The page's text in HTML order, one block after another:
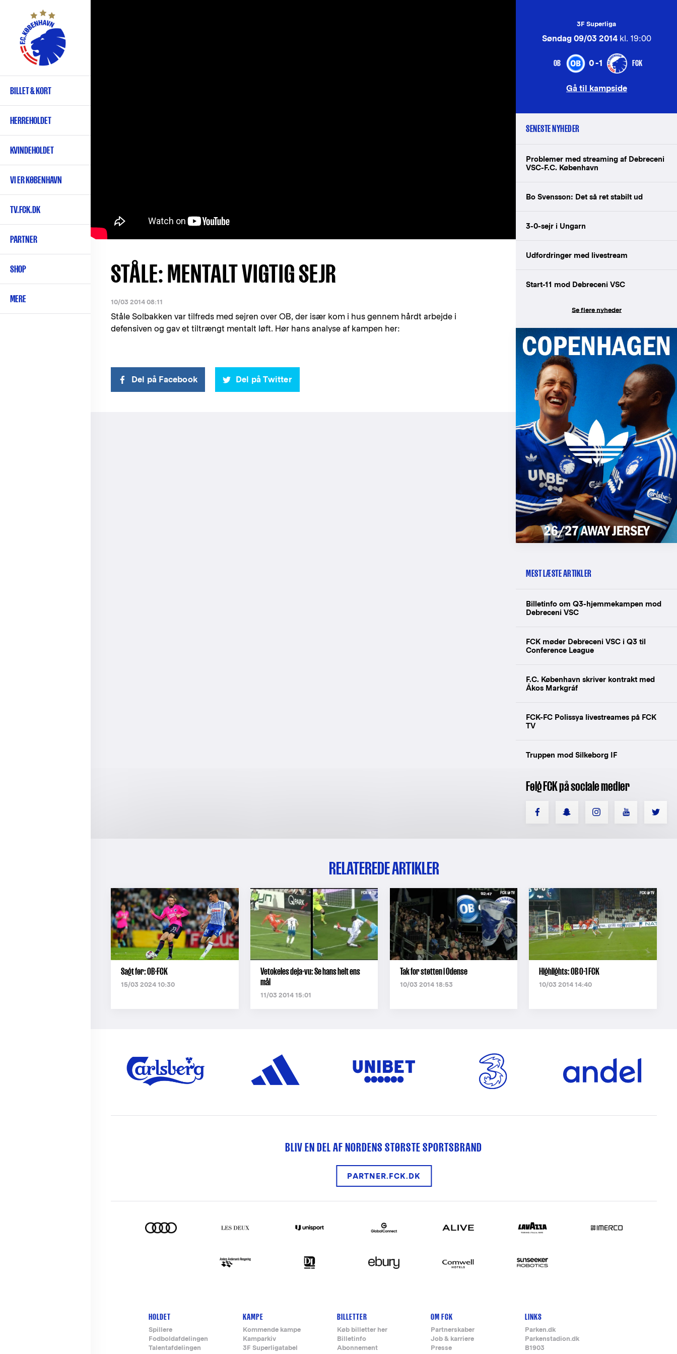
hovedindhold
Primær
navigation
BILLET & KORT
HERREHOLDET
KVINDEHOLDET
VI ER KØBENHAVN
TV.FCK.DK
PARTNER
SHOP
MERE
STÅLE: MENTALT VIGTIG SEJR
10/03 2014 08:11
Ståle Solbakken var tilfreds med sejren over OB, der især kom i hus gennem hårdt arbejde i
defensiven og gav et tiltrængt mentalt løft. Hør hans analyse af kampen her:
Del på Facebook Del på Twitter
3F Superliga
Søndag 09/03 2014kl. 19:00
OB 0-1 FCK
Gå til kampside
SENESTE NYHEDER
Problemer med streaming af Debreceni
VSC-F.C. København
Bo Svensson: Det så ret stabilt ud
3-0-sejr i Ungarn
Udfordringer med livestream
Start-11 mod Debreceni VSC
Se flere nyheder
MEST LÆSTE ARTIKLER
Billetinfo om Q3-hjemmekampen mod
Debreceni VSC
FCK møder Debreceni VSC i Q3 til
Conference League
F.C. København skriver kontrakt med
Ákos Markgráf
FCK-FC Polissya livestreames på FCK
TV
Truppen mod Silkeborg IF
Følg FCK på sociale medier
RELATEREDE ARTIKLER
Sagt før: OB-FCK
15/03 2024 10:30
Vetokeles deja-vu: Se hans helt ens
mål
11/03 2014 15:01
Tak for støtten i Odense
10/03 2014 18:53
Highlights: OB 0-1 FCK
10/03 2014 14:40
BLIV EN DEL AF NORDENS STØRSTE SPORTSBRAND
PARTNER.FCK.DK
Footer-
menu
HOLDET
Spillere
Fodboldafdelingen
Talentafdelingen
KAMPE
Kommende kampe
Kamparkiv
3F Superligatabel
BILLETTER
Køb billetter her
Billetinfo
Abonnement
OM FCK
Partnerskaber
Job & karriere
Presse
LINKS
Parken.dk
Parkenstadion.dk
B1903